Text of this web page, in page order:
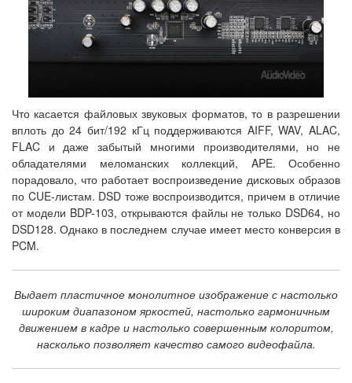
Что касается файловых звуковых форматов, то в разрешении
вплоть до 24 бит/192 кГц поддерживаются AIFF, WAV, ALAC,
FLAC и даже забытый многими производителями, но не
обладателями меломанских коллекций, APE. Особенно
порадовало, что работает воспроизведение дисковых образов
по CUE-листам. DSD тоже воспроизводится, причем в отличие
от модели BDP-103, открываются файлы не только DSD64, но
DSD128. Однако в последнем случае имеет место конверсия в
PCM.
Выдает пластичное монолитное изображение с настолько
широким диапазоном яркостей, настолько гармоничным
движением в кадре и настолько совершенным колоритом,
насколько позволяет качество самого видеофайла.